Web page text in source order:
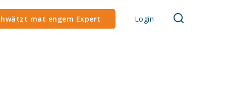
mat engem Expert Login